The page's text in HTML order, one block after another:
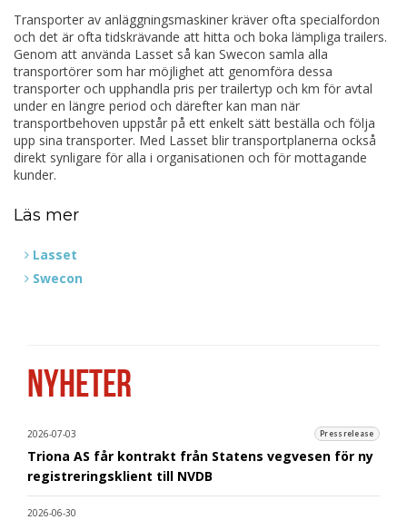
Transporter av anläggningsmaskiner kräver ofta specialfordon
och det är ofta tidskrävande att hitta och boka lämpliga trailers.
Genom att använda Lasset så kan Swecon samla alla
transportörer som har möjlighet att genomföra dessa
transporter och upphandla pris per trailertyp och km för avtal
under en längre period och därefter kan man när
transportbehoven uppstår på ett enkelt sätt beställa och följa
upp sina transporter. Med Lasset blir transportplanerna också
direkt synligare för alla i organisationen och för mottagande
kunder.
Läs mer
Lasset
Swecon
NYHETER
2026-07-03 Pressrelease
Triona AS får kontrakt från Statens vegvesen för ny
registreringsklient till NVDB
2026-06-30